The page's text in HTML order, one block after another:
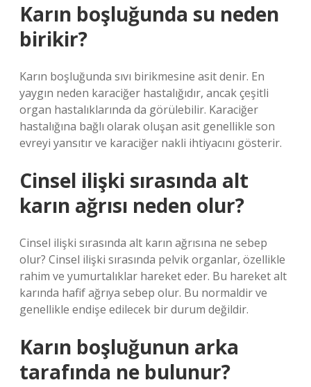
Karın boşluğunda su neden
birikir?
Karın boşluğunda sıvı birikmesine asit denir. En
yaygın neden karaciğer hastalığıdır, ancak çeşitli
organ hastalıklarında da görülebilir. Karaciğer
hastalığına bağlı olarak oluşan asit genellikle son
evreyi yansıtır ve karaciğer nakli ihtiyacını gösterir.
Cinsel ilişki sırasında alt
karın ağrısı neden olur?
Cinsel ilişki sırasında alt karın ağrısına ne sebep
olur? Cinsel ilişki sırasında pelvik organlar, özellikle
rahim ve yumurtalıklar hareket eder. Bu hareket alt
karında hafif ağrıya sebep olur. Bu normaldir ve
genellikle endişe edilecek bir durum değildir.
Karın boşluğunun arka
tarafında ne bulunur?